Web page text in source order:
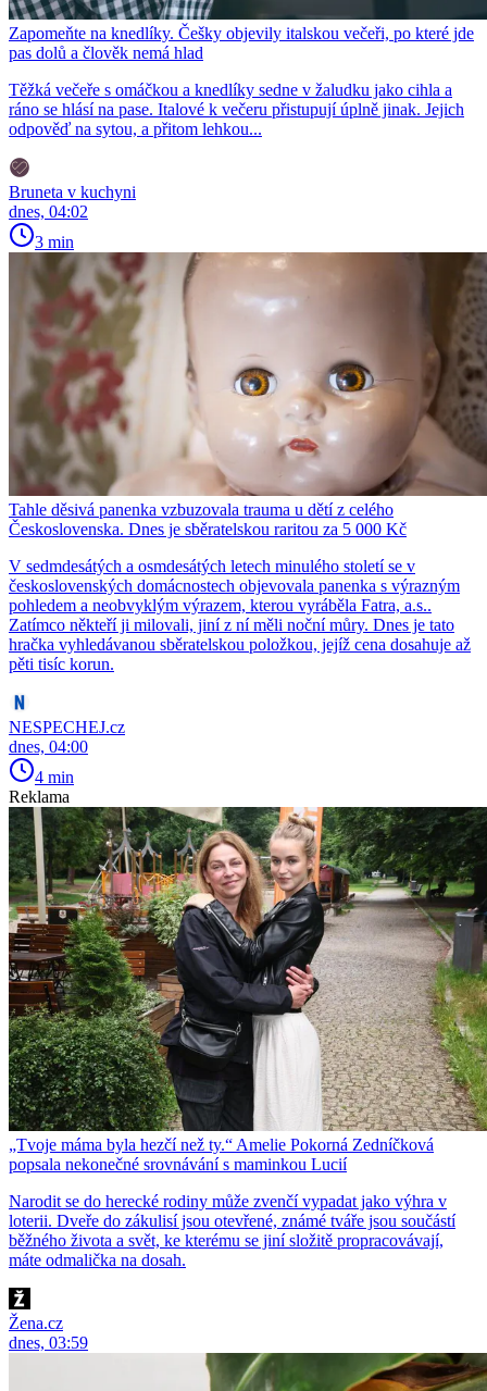
Zapomeňte na knedlíky. Češky objevily italskou večeři, po které jde
pas dolů a člověk nemá hlad
Těžká večeře s omáčkou a knedlíky sedne v žaludku jako cihla a
ráno se hlásí na pase. Italové k večeru přistupují úplně jinak. Jejich
odpověď na sytou, a přitom lehkou...
Bruneta v kuchyni
dnes, 04:02
3 min
Tahle děsivá panenka vzbuzovala trauma u dětí z celého
Československa. Dnes je sběratelskou raritou za 5 000 Kč
V sedmdesátých a osmdesátých letech minulého století se v
československých domácnostech objevovala panenka s výrazným
pohledem a neobvyklým výrazem, kterou vyráběla Fatra, a.s..
Zatímco někteří ji milovali, jiní z ní měli noční můry. Dnes je tato
hračka vyhledávanou sběratelskou položkou, jejíž cena dosahuje až
pěti tisíc korun.
NESPECHEJ.cz
dnes, 04:00
4 min
Reklama
„Tvoje máma byla hezčí než ty.“ Amelie Pokorná Zedníčková
popsala nekonečné srovnávání s maminkou Lucií
Narodit se do herecké rodiny může zvenčí vypadat jako výhra v
loterii. Dveře do zákulisí jsou otevřené, známé tváře jsou součástí
běžného života a svět, ke kterému se jiní složitě propracovávají,
máte odmalička na dosah.
Žena.cz
dnes, 03:59